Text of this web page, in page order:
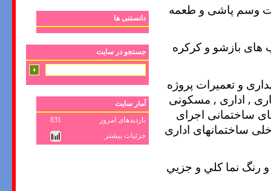
وسم پاشی و طعمه
های بازشو و کرکره
و تعمیرات پروژه
, اداری , مسکونی
ساختمانی اجرای
ساختمانهای اداری
و رنگ نما کلي و جزيي
دانستنی ها
جستجو در سایت
آمار سایت
بازدیدهای امروز
831
جزئیات بیشتر